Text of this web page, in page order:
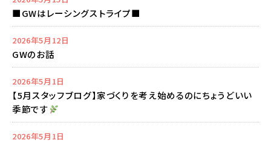
■GWはレーシングストライプ■
2026年5月12日
GWのお話
2026年5月1日
【5月スタッフブログ】家づくりを考え始めるのにちょうどいい
季節です
2026年5月1日